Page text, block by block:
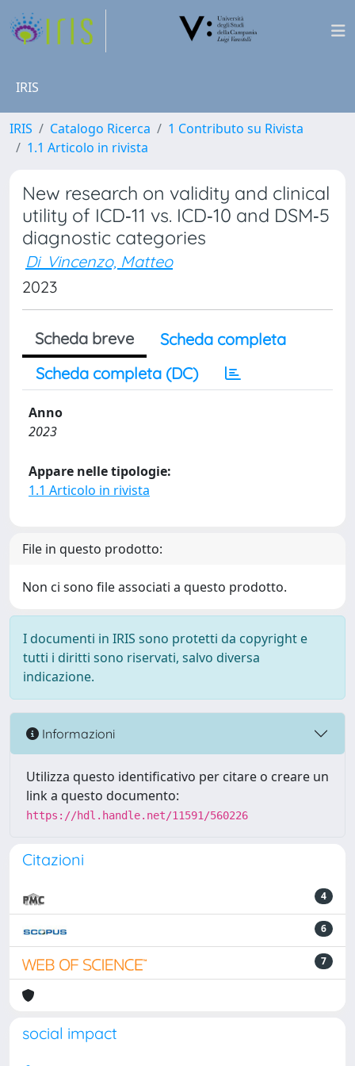
IRIS
IRIS Catalogo Ricerca
1 Contributo su Rivista
1.1 Articolo in rivista
New research on validity and clinical
utility of ICD‐11 vs. ICD‐10 and DSM‐5
diagnostic categories
Di Vincenzo, Matteo
2023
Scheda breve
Scheda completa
Scheda completa (DC)
Anno
2023
Appare nelle tipologie:
1.1 Articolo in rivista
File in questo prodotto:
Non ci sono file associati a questo prodotto.
I documenti in IRIS sono protetti da copyright e
tutti i diritti sono riservati, salvo diversa
indicazione.
Informazioni
Utilizza questo identificativo per citare o creare un
link a questo documento:
https://hdl.handle.net/11591/560226
Citazioni
4
6
7
social impact